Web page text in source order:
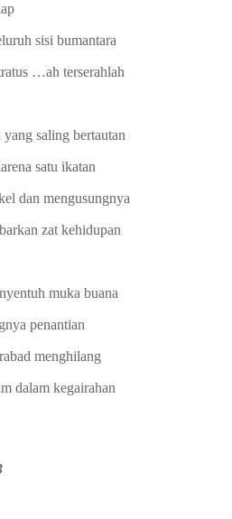
sisi bumantara
…ah terserahlah
saling bertautan
satu ikatan
dan mengusungnya
zat kehidupan
muka buana
penantian
menghilang
dalam kegairahan